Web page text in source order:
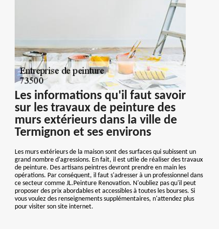
Les informations qu'il faut savoir
sur les travaux de peinture des
murs extérieurs dans la ville de
Termignon et ses environs
Les murs extérieurs de la maison sont des surfaces qui subissent un
grand nombre d'agressions. En fait, il est utile de réaliser des travaux
de peinture. Des artisans peintres devront prendre en main les
opérations. Par conséquent, il faut s'adresser à un professionnel dans
ce secteur comme JL.Peinture Renovation. N'oubliez pas qu'il peut
proposer des prix abordables et accessibles à toutes les bourses. Si
vous voulez des renseignements supplémentaires, n'attendez plus
pour visiter son site internet.